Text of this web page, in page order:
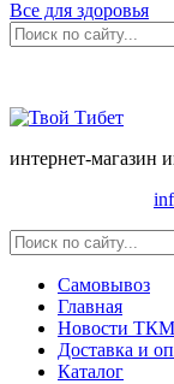
Все для здоровья
интернет-магазин
Самовывоз
Главная
Новости ТКМ
Доставка и
Каталог